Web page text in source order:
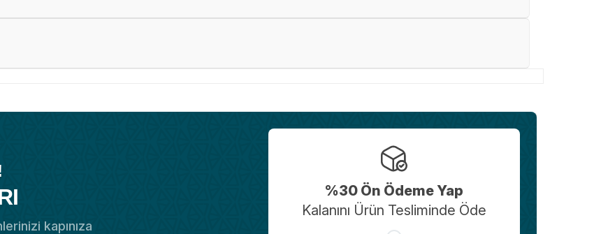
kapınıza
%30 Ön Ödeme Yap
Kalanını Ürün Tesliminde Öde